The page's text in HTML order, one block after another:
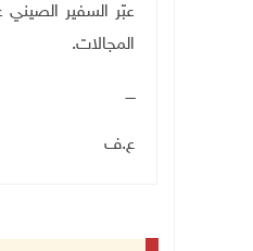
عبّر السفير
المجالات.
ــــ
ع.ف